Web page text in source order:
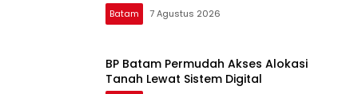
Batam 7 Agustus 2026
BP Batam Permudah Akses Alokasi
Tanah Lewat Sistem Digital